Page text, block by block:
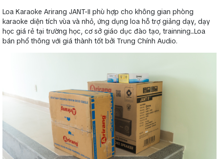
Loa Karaoke Arirang JANT-II phù hợp cho không gian phòng
karaoke diện tích vùa và nhỏ, ứng dụng loa hỗ trợ giảng dạy, dạy
học giá rẻ tại trường học, cơ sở giáo dục đào tạo, trainning...Loa
bán phổ thông với giá thành tốt bởi Trung Chính Audio.